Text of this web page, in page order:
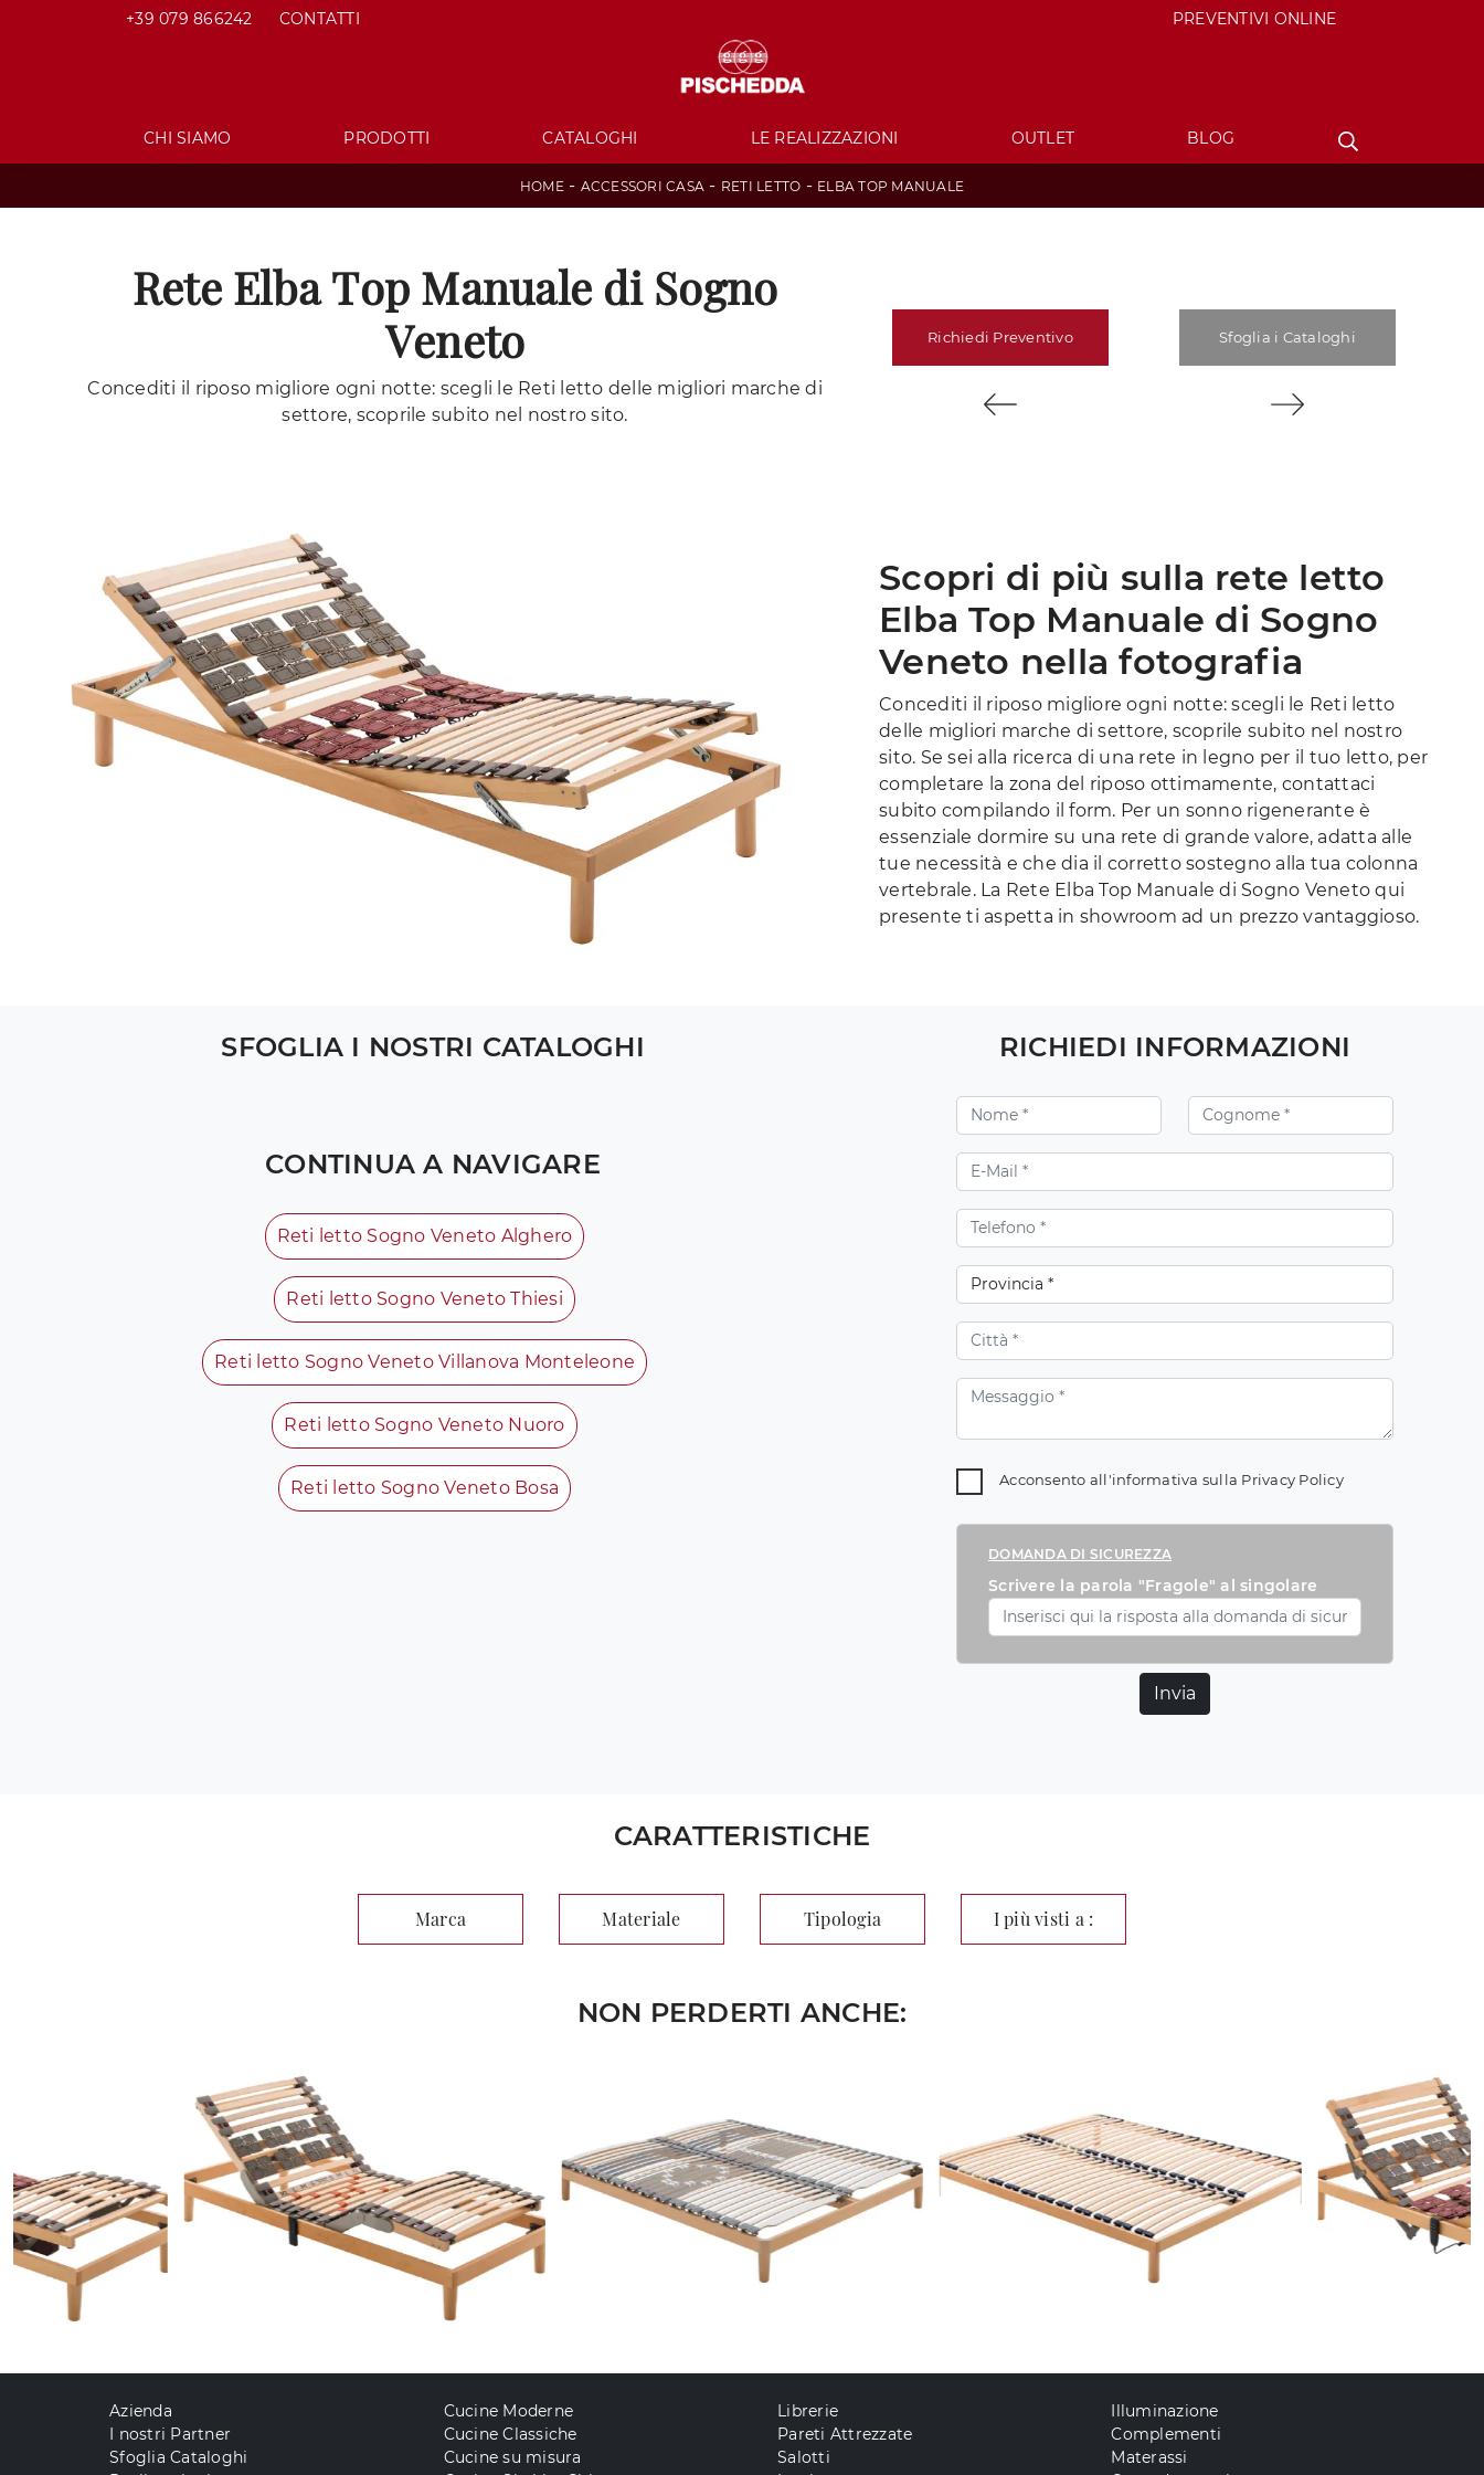
+39 079 866242 CONTATTI PREVENTIVI ONLINE
CHI SIAMO PRODOTTI CATALOGHI LE REALIZZAZIONI OUTLET BLOG
HOME- ACCESSORI CASA - RETI LETTO - ELBA TOP MANUALE
Rete Elba Top Manuale di Sogno
Veneto
Concediti il riposo migliore ogni notte: scegli le Reti letto delle migliori marche di
settore, scoprile subito nel nostro sito.
Richiedi Preventivo Sfoglia i Cataloghi
Scopri di più sulla rete letto
Elba Top Manuale di Sogno
Veneto nella fotografia
Concediti il riposo migliore ogni notte: scegli le Reti letto
delle migliori marche di settore, scoprile subito nel nostro
sito. Se sei alla ricerca di una rete in legno per il tuo letto, per
completare la zona del riposo ottimamente, contattaci
subito compilando il form. Per un sonno rigenerante è
essenziale dormire su una rete di grande valore, adatta alle
tue necessità e che dia il corretto sostegno alla tua colonna
vertebrale. La Rete Elba Top Manuale di Sogno Veneto qui
presente ti aspetta in showroom ad un prezzo vantaggioso.
SFOGLIA I NOSTRI CATALOGHI
CONTINUA A NAVIGARE
Reti letto Sogno Veneto Alghero
Reti letto Sogno Veneto Thiesi
Reti letto Sogno Veneto Villanova Monteleone
Reti letto Sogno Veneto Nuoro
Reti letto Sogno Veneto Bosa
RICHIEDI INFORMAZIONI
Acconsento all'informativa sulla Privacy Policy
DOMANDA DI SICUREZZA
Scrivere la parola "Fragole" al singolare
Invia
CARATTERISTICHE
Marca Materiale Tipologia I più visti a :
NON PERDERTI ANCHE:
Azienda
I nostri Partner
Sfoglia Cataloghi
Cucine Moderne
Cucine Classiche
Cucine su misura
Librerie
Pareti Attrezzate
Salotti
Illuminazione
Complementi
Materassi